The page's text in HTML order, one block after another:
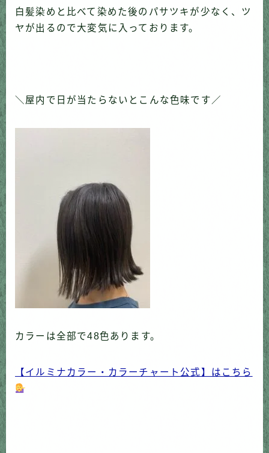
白髪染めと比べて染めた後のパサツキが少なく、ツ
ヤが出るので大変気に入っております。
＼屋内で日が当たらないとこんな色味です／
カラーは全部で48色あります。
【イルミナカラー・カラーチャート公式】はこちら